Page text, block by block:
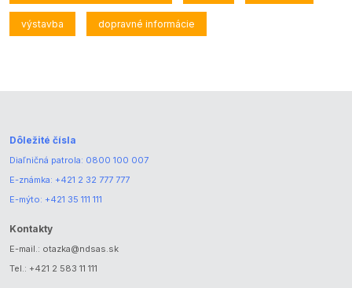
výstavba dopravné informácie
Dôležité čísla
Diaľničná patrola: 0800 100 007
E-známka: +421 2 32 777 777
E-mýto: +421 35 111 111
Kontakty
E-mail.: otazka@ndsas.sk
Tel.: +421 2 583 11 111